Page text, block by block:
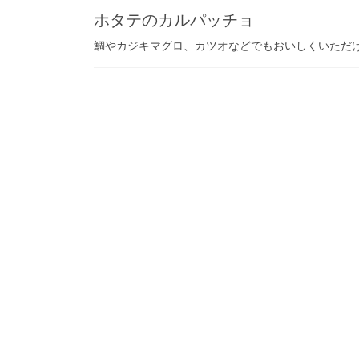
ホタテのカルパッチョ
鯛やカジキマグロ、カツオなどでもおいしくいただ